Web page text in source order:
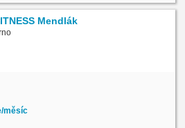
Mendlák
měsíc